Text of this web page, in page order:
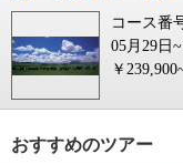
コース番
05月29日
￥
おすすめのツアー